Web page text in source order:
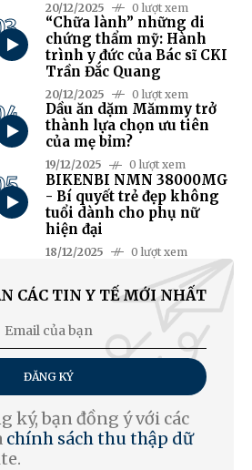
20/12/2025 0 lượt xem
“Chữa lành” những di
chứng thẩm mỹ: Hành
trình y đức của Bác sĩ CKI
Trần Đắc Quang
20/12/2025 0 lượt xem
Dầu ăn dặm Mămmy trở
thành lựa chọn ưu tiên
của mẹ bỉm?
19/12/2025 0 lượt xem
BIKENBI NMN 38000MG
- Bí quyết trẻ đẹp không
tuổi dành cho phụ nữ
hiện đại
18/12/2025 0 lượt xem
CÁC TIN Y TẾ MỚI NHẤT
ĐĂNG KÝ
ký, bạn đồng ý với các
chính sách thu thập dữ